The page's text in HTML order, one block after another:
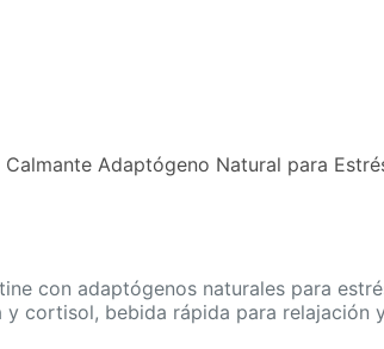
Calmante Adaptógeno Natural para
con adaptógenos naturales para
y cortisol, bebida rápida para relajación